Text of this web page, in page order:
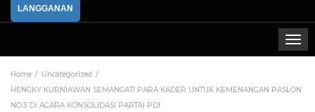
LANGGANAN
Home
Uncategorized
HENGKY KURNIAWAN SEMANGATI PARA KADER UNTUK KEMENANGAN PASLON
NO.3 Di ACARA KONSOLIDASI PARTAI PDI